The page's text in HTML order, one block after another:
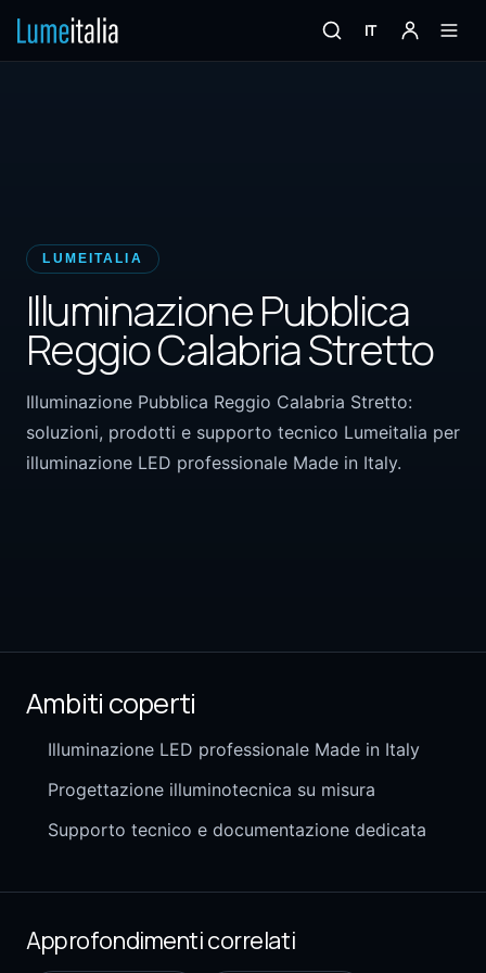
IT
LUMEITALIA
Illuminazione Pubblica
Reggio Calabria Stretto
Illuminazione Pubblica Reggio Calabria Stretto:
soluzioni, prodotti e supporto tecnico Lumeitalia per
illuminazione LED professionale Made in Italy.
Ambiti coperti
Illuminazione LED professionale Made in Italy
Progettazione illuminotecnica su misura
Supporto tecnico e documentazione dedicata
Approfondimenti correlati